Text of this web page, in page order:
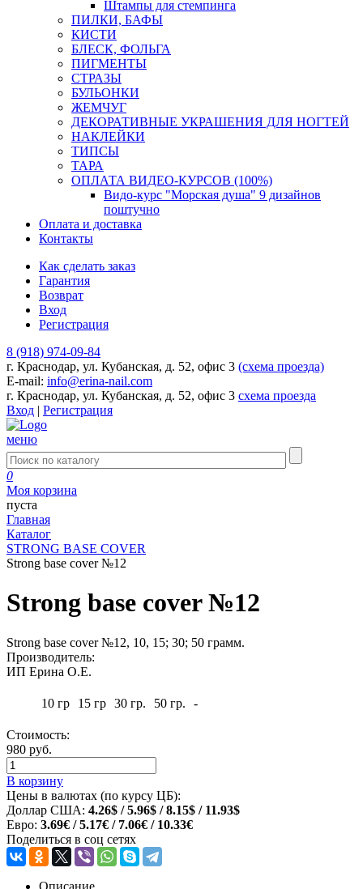
Штампы для стемпинга
ПИЛКИ, БАФЫ
КИСТИ
БЛЕСК, ФОЛЬГА
ПИГМЕНТЫ
СТРАЗЫ
БУЛЬОНКИ
ЖЕМЧУГ
ДЕКОРАТИВНЫЕ УКРАШЕНИЯ ДЛЯ НОГТЕЙ
НАКЛЕЙКИ
ТИПСЫ
ТАРА
ОПЛАТА ВИДЕО-КУРСОВ (100%)
Видо-курс "Морская душа" 9 дизайнов
поштучно
Оплата и доставка
Контакты
Как сделать заказ
Гарантия
Возврат
Вход
Регистрация
8 (918) 974-09-84
г. Краснодар, ул. Кубанская, д. 52, офис 3 (схема проезда)
E-mail: info@erina-nail.com
г. Краснодар, ул. Кубанская, д. 52, офис 3 схема проезда
Вход | Регистрация
меню
0
Моя корзина
пуста
Главная
Каталог
STRONG BASE COVER
Strong base cover №12
Strong base cover №12
Strong base cover №12, 10, 15; 30; 50 грамм.
Производитель:
ИП Ерина О.Е.
10 гр 15 гр 30 гр. 50 гр. -
Стоимость:
980 руб.
В корзину
Цены в валютах (по курсу ЦБ):
Доллар США: 4.26$ / 5.96$ / 8.15$ / 11.93$
Евро: 3.69€ / 5.17€ / 7.06€ / 10.33€
Поделиться в соц сетях
Описание